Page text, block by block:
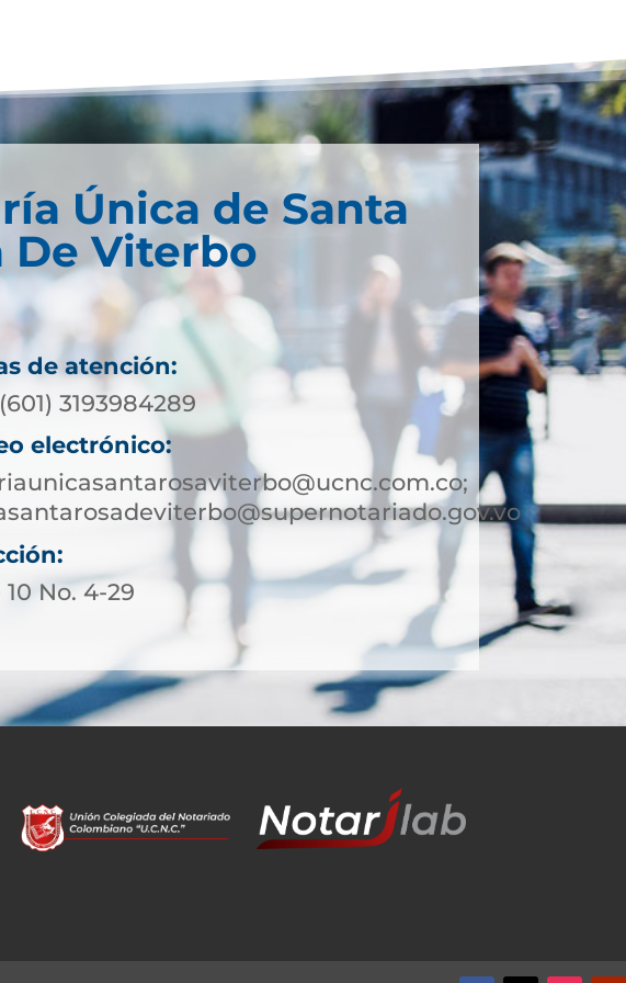
Única de Santa
De Viterbo
de atención:
3193984289
electrónico:
10 No. 4-29